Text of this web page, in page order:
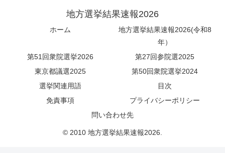
地方選挙結果速報2026
ホーム
地方選挙結果速報2026(令和8
年）
第51回衆院選挙2026
第27回参院選2025
東京都議選2025
第50回衆院選挙2024
選挙関連用語
目次
免責事項
プライバシーポリシー
問い合わせ先
© 2010 地方選挙結果速報2026.